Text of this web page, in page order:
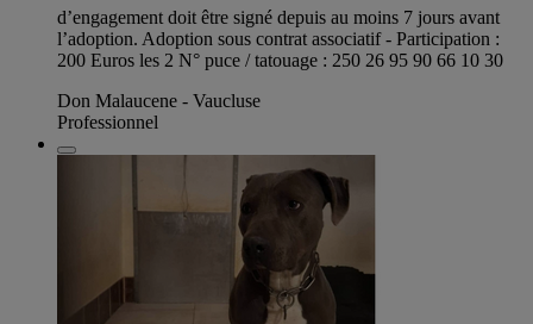
d’engagement doit être signé depuis au moins 7 jours avant
l’adoption. Adoption sous contrat associatif - Participation :
200 Euros les 2 N° puce / tatouage : 250 26 95 90 66 10 30
Don Malaucene - Vaucluse
Professionnel